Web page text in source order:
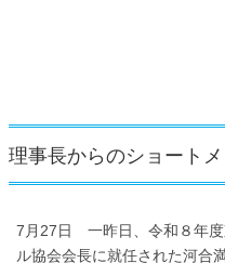
理事長からのショート
7月27日 一昨日、令和８年度
ル協会会長に就任された河合